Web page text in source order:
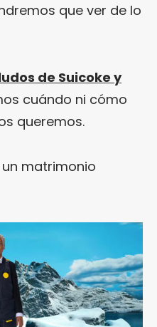
que ver de lo
de Suicoke y
cuándo ni cómo
queremos.
un matrimonio